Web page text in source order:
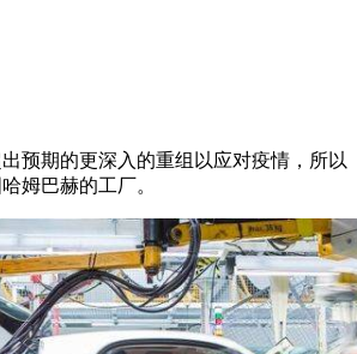
预期的更深入的重组以应对疫情，所以
姆巴赫的工厂。